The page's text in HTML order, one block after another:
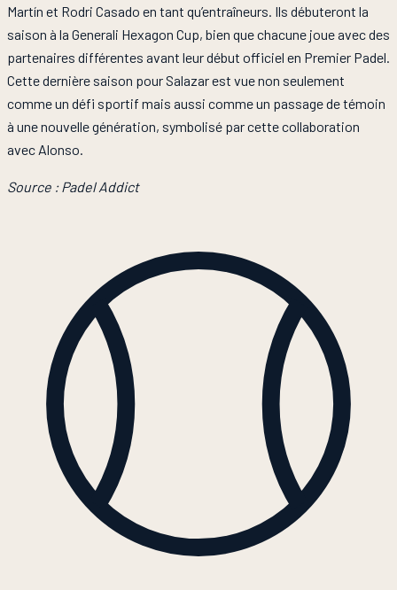
Martín et Rodri Casado en tant qu’entraîneurs. Ils débuteront la
saison à la Generali Hexagon Cup, bien que chacune joue avec des
partenaires différentes avant leur début officiel en Premier Padel.
Cette dernière saison pour Salazar est vue non seulement
comme un défi sportif mais aussi comme un passage de témoin
à une nouvelle génération, symbolisé par cette collaboration
avec Alonso.
Source : Padel Addict